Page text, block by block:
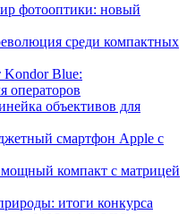
фотооптики: новый
среди компактных
Kondor Blue:
операторов
объективов для
смартфон Apple с
компакт с матрицей
итоги конкурса